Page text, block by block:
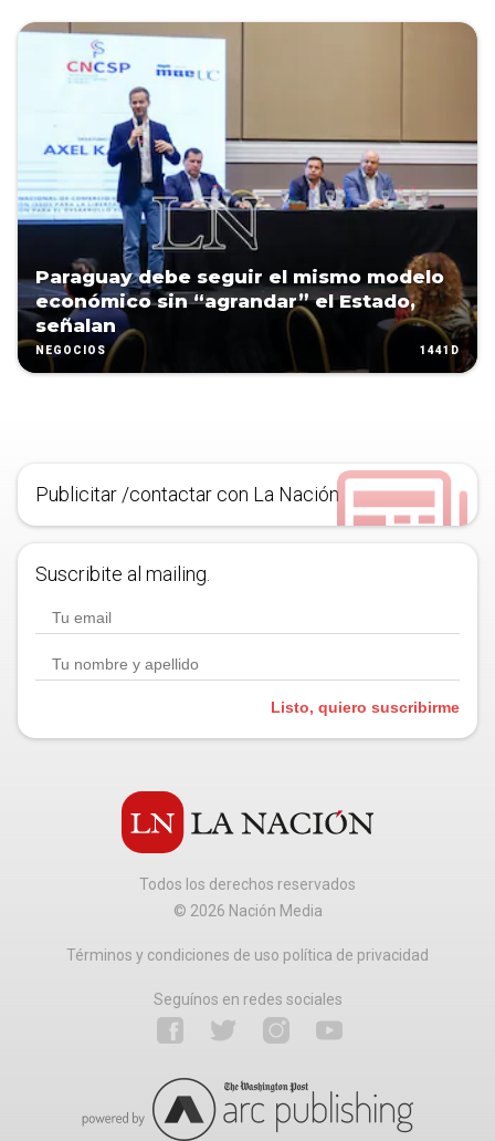
Paraguay debe seguir el mismo modelo
económico sin “agrandar” el Estado,
señalan
NEGOCIOS 1441D
Publicitar /contactar con La Nación
Suscribite al mailing.
Listo, quiero suscribirme
Todos los derechos reservados
© 2026 Nación Media
Términos y condiciones de uso política de privacidad
Seguínos en redes sociales